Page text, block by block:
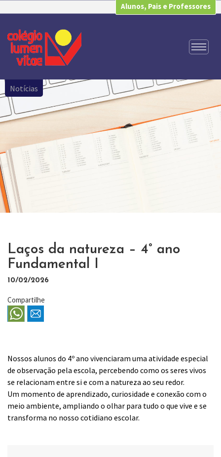
Alunos, Pais e Professores
Notícias
Laços da natureza – 4° ano
Fundamental I
10/02/2026
Compartilhe
Nossos alunos do 4º ano vivenciaram uma atividade especial
de observação pela escola, percebendo como os seres vivos
se relacionam entre si e com a natureza ao seu redor.
Um momento de aprendizado, curiosidade e conexão com o
meio ambiente, ampliando o olhar para tudo o que vive e se
transforma no nosso cotidiano escolar.